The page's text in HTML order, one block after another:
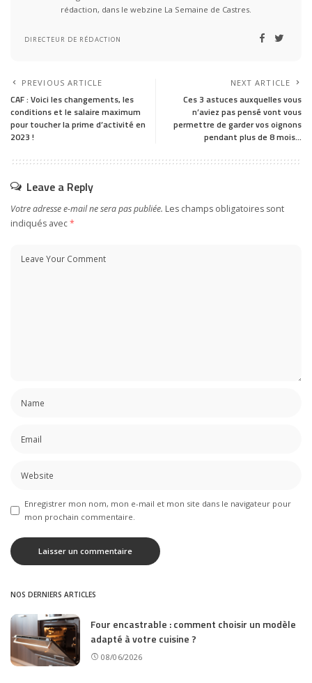
rédaction, dans le webzine La Semaine de Castres.
DIRECTEUR DE RÉDACTION
PREVIOUS ARTICLE
CAF : Voici les changements, les
conditions et le salaire maximum
pour toucher la prime d’activité en
2023 !
NEXT ARTICLE
Ces 3 astuces auxquelles vous
n’aviez pas pensé vont vous
permettre de garder vos oignons
pendant plus de 8 mois…
Leave a Reply
Votre adresse e-mail ne sera pas publiée. Les champs obligatoires sont
indiqués avec*
Enregistrer mon nom, mon e-mail et mon site dans le navigateur pour
mon prochain commentaire.
NOS DERNIERS ARTICLES
Four encastrable : comment choisir un modèle
adapté à votre cuisine ?
08/06/2026